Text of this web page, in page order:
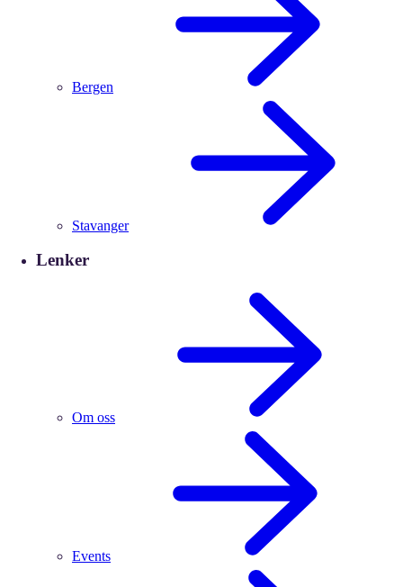
Bergen
Stavanger
Lenker
Om oss
Events